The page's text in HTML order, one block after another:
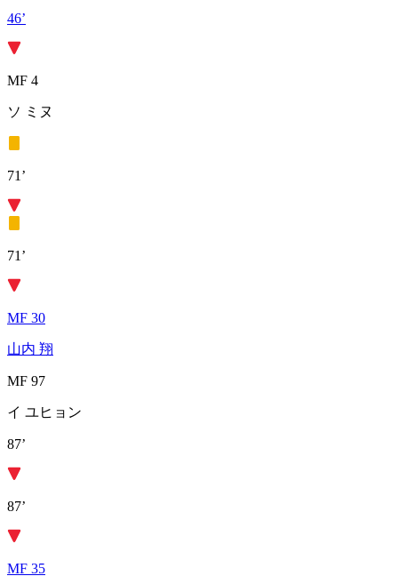
46’
MF 4
ソ ミヌ
71’
71’
MF 30
山内 翔
MF 97
イ ユヒョン
87’
87’
MF 35